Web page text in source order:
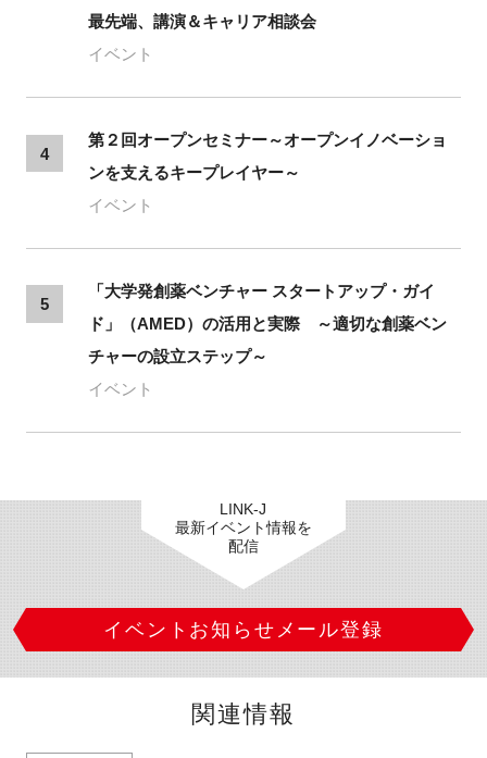
最先端、講演＆キャリア相談会
イベント
4
第２回オープンセミナー～オープンイノベーショ
ンを支えるキープレイヤー～
イベント
5
「大学発創薬ベンチャー スタートアップ・ガイ
ド」（AMED）の活用と実際 ～適切な創薬ベン
チャーの設立ステップ～
イベント
LINK-J
最新イベント情報を
配信
イベントお知らせメール登録
関連情報